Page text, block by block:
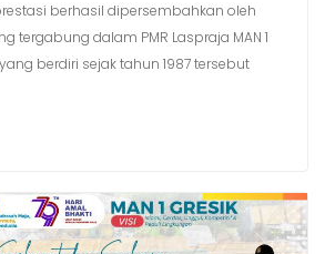
berhasil dipersembahkan oleh
tergabung dalam PMR Laspraja MAN 1
berdiri sejak tahun 1987 tersebut